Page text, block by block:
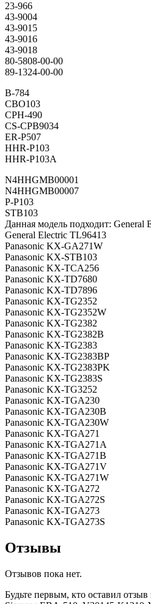
23-966
43-9004
43-9015
43-9016
43-9018
80-5808-00-00
89-1324-00-00
B-784
CBO103
CPH-490
CS-CPB9034
ER-P507
HHR-P103
HHR-P103A
N4HHGMB00001
N4HHGMB00007
P-P103
STB103
Данная модель подходит: General
General Electric TL96413
Panasonic KX-GA271W
Panasonic KX-STB103
Panasonic KX-TCA256
Panasonic KX-TD7680
Panasonic KX-TD7896
Panasonic KX-TG2352
Panasonic KX-TG2352W
Panasonic KX-TG2382
Panasonic KX-TG2382B
Panasonic KX-TG2383
Panasonic KX-TG2383BP
Panasonic KX-TG2383PK
Panasonic KX-TG2383S
Panasonic KX-TG3252
Panasonic KX-TGA230
Panasonic KX-TGA230B
Panasonic KX-TGA230W
Panasonic KX-TGA271
Panasonic KX-TGA271A
Panasonic KX-TGA271B
Panasonic KX-TGA271V
Panasonic KX-TGA271W
Panasonic KX-TGA272
Panasonic KX-TGA272S
Panasonic KX-TGA273
Panasonic KX-TGA273S
Отзывы
Отзывов пока нет.
Будьте первым, кто оставил